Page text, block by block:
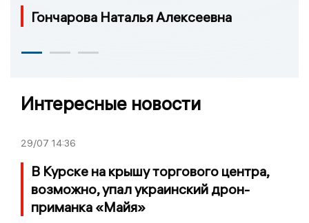
Гончарова Наталья Алексеевна
Интересные новости
29/07 14:36
В Курске на крышу торгового центра,
возможно, упал украинский дрон-
приманка «Майя»